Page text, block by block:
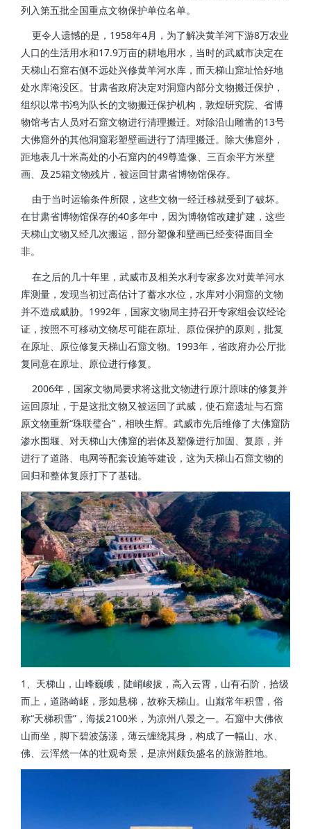
列入第五批全国重点文物保护单位名单。
更令人遗憾的是，1958年4月，为了解决黄羊河下游8万农业
人口的生活用水和17.9万亩的耕地用水，当时的武威市决定在
天梯山石窟右侧不远处兴修黄羊河水库，而天梯山窟址恰好地
处水库淹没区。甘肃省政府决定对洞窟内部分文物搬迁保护，
组织以常书鸿为队长的文物搬迁保护机构，敦煌研究院、省博
物馆考古人员对石窟文物进行清理搬迁。对除沿山雕凿的13号
大佛窟外的其他洞窟彩塑壁画进行了清理搬迁。除大佛窟外，
距地表几十米高处的小石窟内的49尊造像、三百余平方米壁
画、及25箱文物残片，被运回甘肃省博物馆保存。
由于当时运输条件所限，这些文物一经迁移就受到了破坏。
在甘肃省博物馆保存的40多年中，因为博物馆改建扩建，这些
天梯山文物又经几次搬运，部分塑像和壁画已经变得面目全
非。
在之后的几十年里，武威市及相关水利专家多次对黄羊河水
库测量，发现当初过高估计了蓄水水位，水库对小洞窟的文物
并不造成威胁。1992年，国家文物局主持召开专家组会议经论
证，按照不可移动文物尽可能在原址、原位保护的原则，批复
在原址、原位修复天梯山石窟文物。1993年，省政府办公厅批
复同意在原址、原位进行修复。
2006年，国家文物局要求将这批文物进行原汁原味的修复并
运回原址，于是这批文物又被运回了武威，使石窟遗址与石窟
原文物重新“珠联璧合”，相映生辉。武威市先后维修了大佛窟防
渗水围堰、对天梯山大佛窟的岩体及塑像进行加固、复原，并
进行了道路、电网等配套设施等建设，这为天梯山石窟文物的
回归和整体复原打下了基础。
1、天梯山，山峰巍峨，陡峭峻拔，高入云霄，山有石阶，拾级
而上，道路崎岖，形如悬梯，故称天梯山。山巅常年积雪，俗
称“天梯积雪”，海拔2100米，为凉州八景之一。石窟中大佛依
山而坐，脚下碧波荡漾，薄云缠绕其身，构成了一幅山、水、
佛、云浑然一体的壮观奇景，是凉州颇负盛名的旅游胜地。